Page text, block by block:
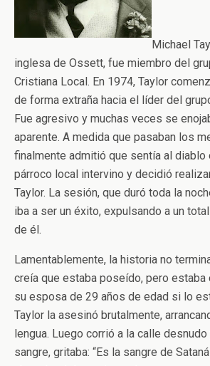
Michael
inglesa de Ossett, fue miembro del
Cristiana Local. En 1974, Taylor
de forma extraña hacia el líder del
Fue agresivo y muchas veces se
aparente. A medida que pasaban los
finalmente admitió que sentía al diablo
párroco local intervino y decidió
Taylor. La sesión, que duró toda la
iba a ser un éxito, expulsando a un
de él.
Lamentablemente, la historia no
creía que estaba poseído, pero estaba
su esposa de 29 años de edad si lo
Taylor la asesinó brutalmente,
lengua. Luego corrió a la calle
sangre, gritaba: “Es la sangre de